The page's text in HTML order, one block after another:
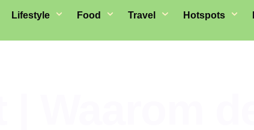
Lifestyle Food Travel Hotspots